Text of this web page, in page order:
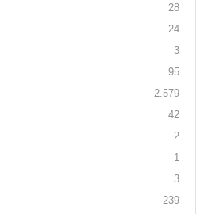
28
24
3
95
2.579
42
2
1
3
239